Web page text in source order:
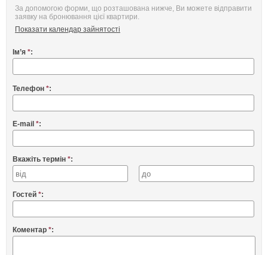
За допомогою форми, що розташована нижче, Ви можете відправити
заявку на бронювання цієї квартири.
Показати календар зайнятості
Ім’я *:
Телефон *:
E-mail *:
Вкажіть термін *:
Гостей *:
Коментар *: